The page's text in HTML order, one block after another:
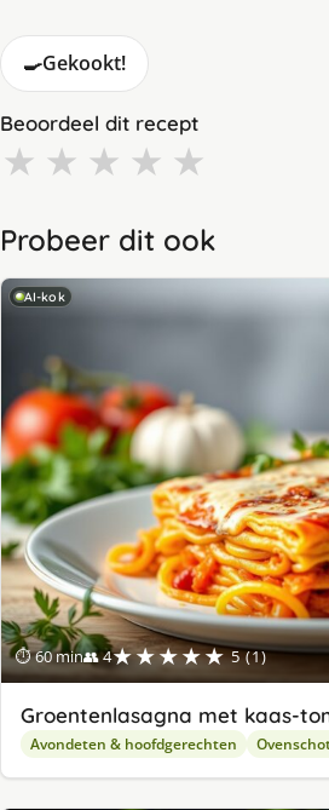
🍳Gekookt!
Beoordeel dit recept
★ ★ ★ ★ ★
Probeer dit ook
AI-kok
⏱ 60 min👥 4★★★★★ 5 (1)
Groentenlasagna met kaas-
Avondeten & hoofdgerechten